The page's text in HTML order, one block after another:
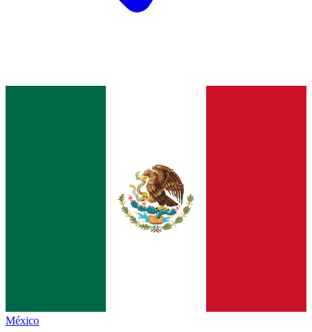
México